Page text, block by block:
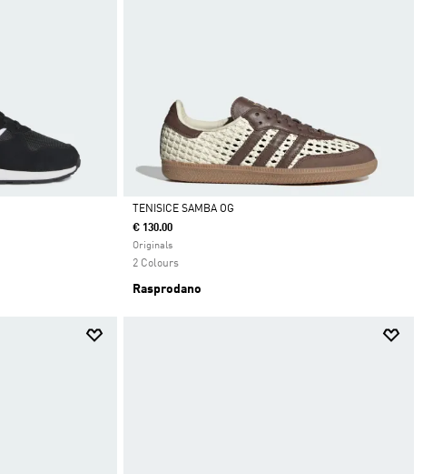
Da
TENISICE SAMBA OG
€ 130.00
Originals
2 Colours
Rasprodano